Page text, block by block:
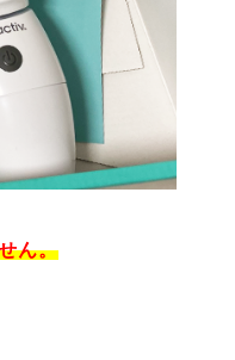
ん。